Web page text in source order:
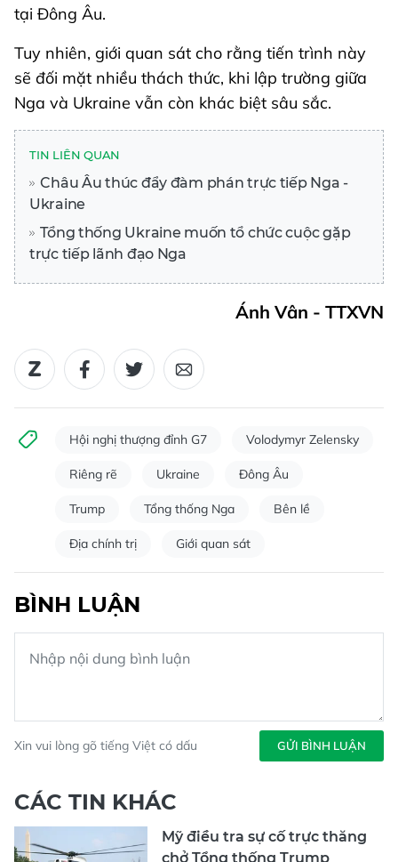
tại Đông Âu.
Tuy nhiên, giới quan sát cho rằng tiến trình này
sẽ đối mặt nhiều thách thức, khi lập trường giữa
Nga và Ukraine vẫn còn khác biệt sâu sắc.
TIN LIÊN QUAN
Châu Âu thúc đẩy đàm phán trực tiếp Nga -
Ukraine
Tổng thống Ukraine muốn tổ chức cuộc gặp
trực tiếp lãnh đạo Nga
Ánh Vân - TTXVN
Hội nghị thượng đỉnh G7 Volodymyr Zelensky
Riêng rẽ Ukraine Đông Âu
Trump Tổng thống Nga Bên lề
Địa chính trị Giới quan sát
BÌNH LUẬN
Xin vui lòng gõ tiếng Việt có dấu GỬI BÌNH LUẬN
CÁC TIN KHÁC
Mỹ điều tra sự cố trực thăng
chở Tổng thống Trump